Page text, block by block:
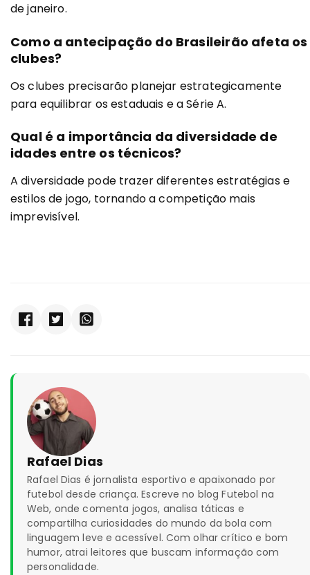
de janeiro.
Como a antecipação do Brasileirão afeta os
clubes?
Os clubes precisarão planejar estrategicamente
para equilibrar os estaduais e a Série A.
Qual é a importância da diversidade de
idades entre os técnicos?
A diversidade pode trazer diferentes estratégias e
estilos de jogo, tornando a competição mais
imprevisível.
Rafael Dias
Rafael Dias é jornalista esportivo e apaixonado por
futebol desde criança. Escreve no blog Futebol na
Web, onde comenta jogos, analisa táticas e
compartilha curiosidades do mundo da bola com
linguagem leve e acessível. Com olhar crítico e bom
humor, atrai leitores que buscam informação com
personalidade.